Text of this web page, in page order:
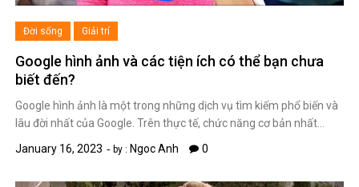
Đời sống Giải trí
Google hình ảnh và các tiện ích có thể bạn chưa
biết đến?
Google hình ảnh là một trong những dịch vụ tìm kiếm phổ biến và
lâu đời nhất của Google. Trên thực tế, chức năng cơ bản nhất…
January 16, 2023
by : Ngoc Anh 0